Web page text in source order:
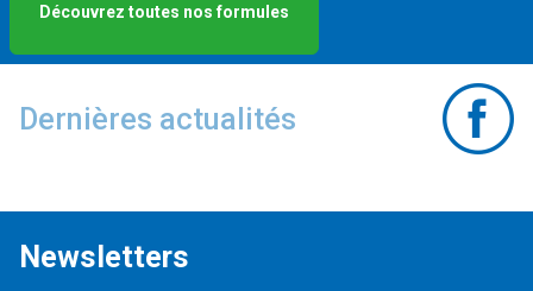
Découvrez toutes nos formules
Dernières actualités
Newsletters